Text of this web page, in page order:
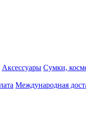
Аксессуары Сумки,
Международная